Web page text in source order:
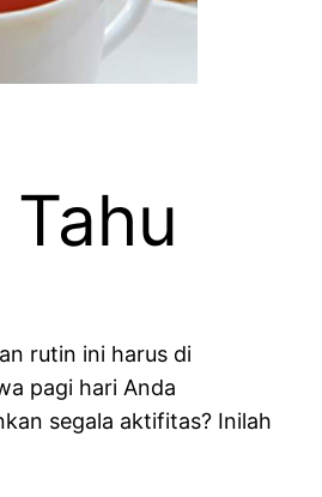
rutin ini harus di
pagi hari Anda
segala aktifitas? Inilah